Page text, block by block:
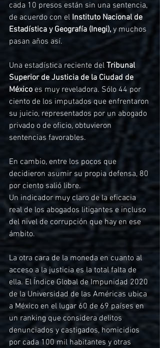
cada 10 presos están sin una sentencia,
de acuerdo con el Instituto Nacional de
Estadística y Geografía (Inegi), y muchos
pasan años así.
Una estadística reciente del Tribunal
Superior de Justicia de la Ciudad de
México es muy reveladora. Sólo 44 por
ciento de los imputados que enfrentaron
su juicio, representados por un abogado
privado o de oficio, obtuvieron
sentencias favorables.
En cambio, entre los pocos que
decidieron asumir su propia defensa, 80
por ciento salió libre.
Un indicador muy claro de la eficacia
real de los abogados litigantes e incluso
del nivel de corrupción que hay en ese
ámbito.
La otra cara de la moneda en cuanto al
acceso a la justicia es la total falta de
ella. El Índice Global de Impunidad 2020
de la Universidad de las Américas ubica
a México en el lugar 60 de 69 países en
un ranking que considera delitos
denunciados y castigados, homicidios
por cada 100 mil habitantes y otras